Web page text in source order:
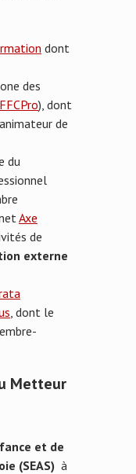
dont
des
FFCPro), dont
de
du
Axe
de
externe
, dont le
Metteur
et de
(SEAS) à